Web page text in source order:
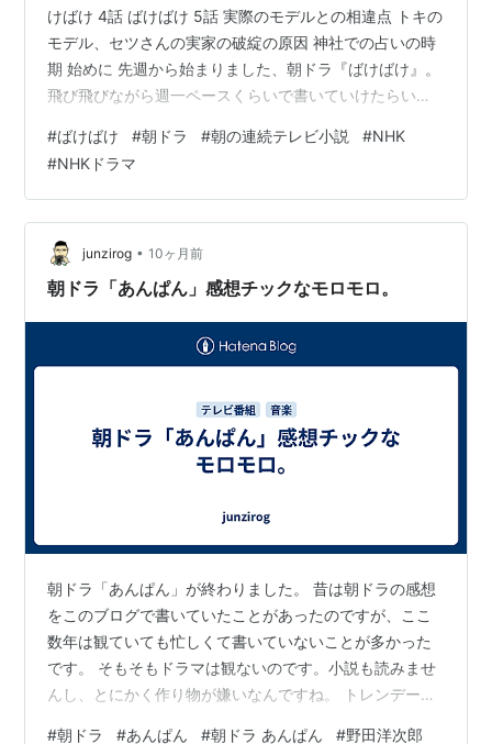
けばけ 4話 ばけばけ 5話 実際のモデルとの相違点 トキの
モデル、セツさんの実家の破綻の原因 神社での占いの時
期 始めに 先週から始まりました、朝ドラ『ばけばけ』。
飛び飛びながら週一ペースくらいで書いていけたらいい
ったりするので、見た話から埋めていく形に成ります
し、記憶違いがあるかもしれませんが、感想と、史実と
の違いなど書いていきたいと思います。 それと、もうあ
っちこっちのプロのネットメディアでバレてしまってい
ますが、主人公トキの「ある事情」についてのネタバレ
（多分）が含まれて…
#ばけばけ #朝ドラ #朝の連続テレビ小説 #NHK
#NHKドラマ
junzirog • 10ヶ月前
朝ドラ「あんぱん」感想チックなモロモロ。
朝ドラ「あんぱん」が終わりました。 昔は朝ドラの感想
をこのブログで書いていたことがあったのですが、ここ
数年は観ていても忙しくて書いていないことが多かった
です。 そもそもドラマは観ないのです。小説も読みませ
んし、とにかく作り物が嫌いなんですね。 トレンデー・
#朝ドラ #あんぱん #朝ドラ あんぱん #野田洋次郎